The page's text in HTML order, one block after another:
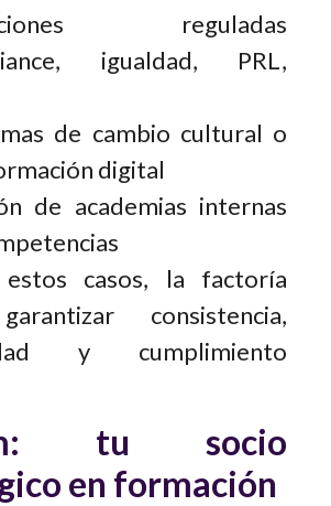
reguladas
igualdad, PRL,
de cambio cultural o
digital
de academias internas
casos, la factoría
consistencia,
y cumplimiento
tu socio
en formación